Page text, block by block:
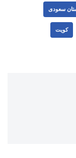
سعودی
کویت